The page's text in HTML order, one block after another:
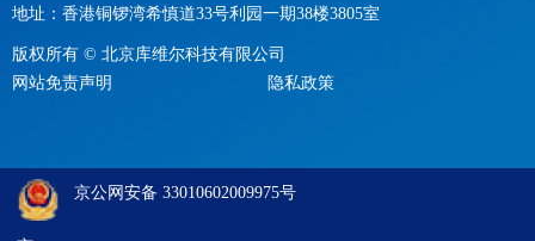
京公网安备 33010602009975号
版权所有 © 北京库维尔科技有限公司
网站免责声明
隐私政策
地址：香港铜锣湾希慎道33号利园一期38楼3805室